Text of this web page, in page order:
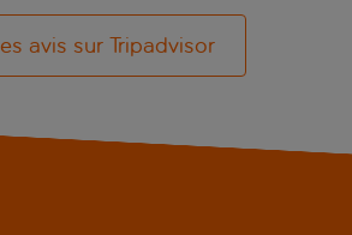
avis sur Tripadvisor